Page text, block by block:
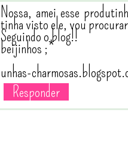
Nossa, amei esse
tinha visto ele, vou
Seguindo o blog!!
beijinhos ;*
unhas-
Responder